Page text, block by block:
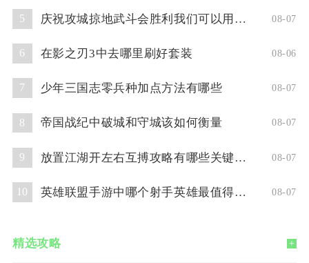
5 庆祝攻城掠地武斗会胜利我们可以用什么方式 08-07
6 在影之刃3中去哪里刷好套装 08-06
7 少年三国志零兵种加点方法有哪些 08-07
8 帝国战纪中破城和守城该如何衡量 08-07
9 放置江湖开左右互搏攻略有哪些关键技巧 08-07
10 英雄联盟手游中哪个射手英雄最值得使用 08-07
精选攻略 +